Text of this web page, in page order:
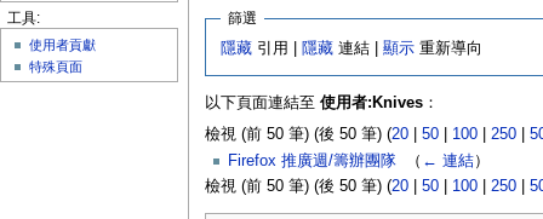
篩選
隱藏 引用 | 隱藏 連結 |顯示 重新導向
以下頁面連結至 使用者:Knives：
檢視 (前 50 筆) (後 50 筆) (20| 50| 100| 250|
Firefox 推廣週/籌辦團隊‎ （ ← 連結）
檢視 (前 50 筆) (後 50 筆) (20| 50| 100| 250|
工具:
使用者貢獻
特殊頁面